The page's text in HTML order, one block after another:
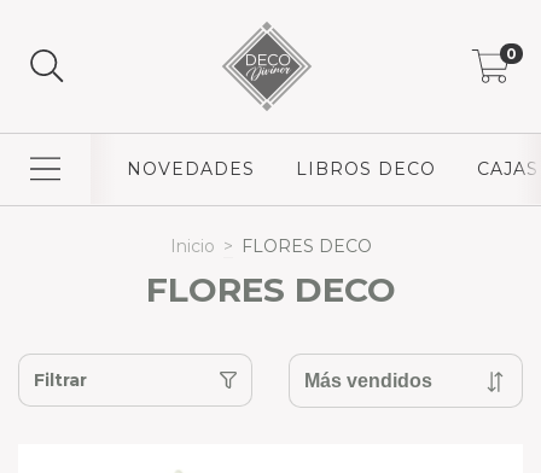
0
NOVEDADES LIBROS DECO CAJAS
Inicio > FLORES DECO
FLORES DECO
Filtrar